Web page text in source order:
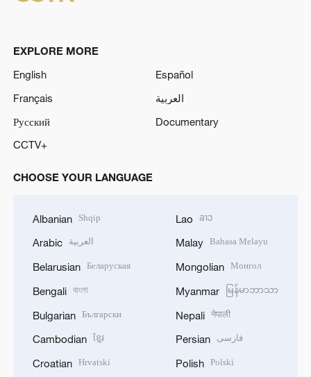
EXPLORE MORE
English
Español
Français
العربية
Русский
Documentary
CCTV+
CHOOSE YOUR LANGUAGE
Albanian Shqip
Arabic العربية
Belarusian Беларуская
Bengali বাংলা
Bulgarian Български
Cambodian ខ្មែរ
Croatian Hrvatski
Lao ລາວ
Malay Bahasa Melayu
Mongolian Монгол
Myanmar မြန်မာဘာသာ
Nepali नेपाली
Persian فارسی
Polish Polski